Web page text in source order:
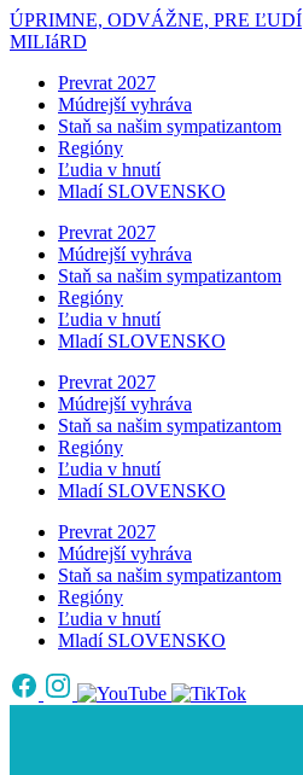
ÚPRIMNE, ODVÁŽNE, PRE ĽUDÍ
MILIáRD
Prevrat 2027
Múdrejší vyhráva
Staň sa našim sympatizantom
Regióny
Ľudia v hnutí
Mladí SLOVENSKO
Prevrat 2027
Múdrejší vyhráva
Staň sa našim sympatizantom
Regióny
Ľudia v hnutí
Mladí SLOVENSKO
Prevrat 2027
Múdrejší vyhráva
Staň sa našim sympatizantom
Regióny
Ľudia v hnutí
Mladí SLOVENSKO
Prevrat 2027
Múdrejší vyhráva
Staň sa našim sympatizantom
Regióny
Ľudia v hnutí
Mladí SLOVENSKO